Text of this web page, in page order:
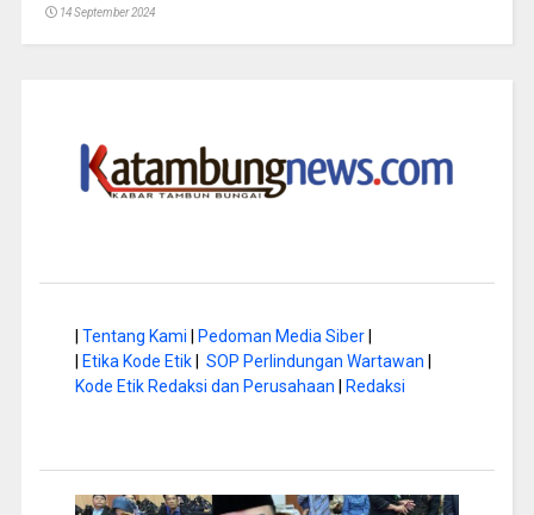
14 September 2024
Tentang Kami Pedoman Media Siber|
Etika Kode Etik| SOP Perlindungan Wartawan
Kode Etik Redaksi dan Perusahaan
Redaksi